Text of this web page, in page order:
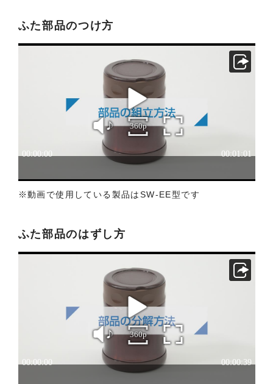
い合わせくださいますようお願いします。
製品の仕様変更などで、取扱説明書の内容は変更さ
れる場合があります。本サイトに掲載されている取
扱説明書の内容が、製品に同梱されている取扱説明
書の内容と異なる場合がありますので、あらかじめ
３．安全上のご注意
「使用上のご注意」や「安全上のご注意」など安全
に関する注意事項は、取扱説明書作成時点での法的
基準や業界基準に拠った内容になっております。製
接お問い合わせくださいますようお願いします
（※）。
（※）みまもりほっとラインサービスでご使用され
ている専用の製品（レンタル品）につきましては、
みまもりほっとライン相談窓口
い合わせくださいますようお願いします。
４．本サービスに係わる損害の免責
本サイトに情報を掲載する際には、細心の注意を払
っておりますが、以下の点について、弊社は何ら保
ふた部品のつけ方
※動画で使用している製品はSW-EE型です
ふた部品のはずし方